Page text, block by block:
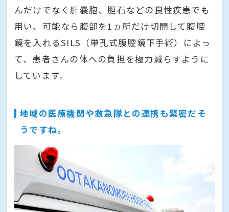
んだけでなく肝嚢胞、胆石などの良性疾患でも
用い、可能なら腹部を1ヵ所だけ切開して腹腔
鏡を入れるSILS（単孔式腹腔鏡下手術）によっ
て、患者さんの体への負担を極力減らすように
しています。
地域の医療機関や救急隊との連携も緊密だそ
うですね。